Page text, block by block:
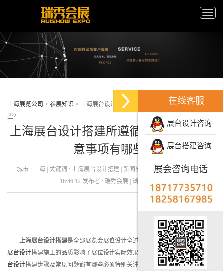
Toggle
上海展览公司 > 参展知识 > 上海展台设计搭建所遵循工艺流程及注意事项有哪
些?
上海展台设计搭建所遵循工艺流程及注
意事项有哪些?
城市 : 上海 | 关键词 : 上海展台设计搭建 | 新闻分类 : | 发布日期：22-06-21
16:46:12 发布者 : 瑞秀会展 | 浏览量 : 136
上海展台设计搭建是全部展览会展位设计全过程中的关键构成部分。上海
展台设计搭建施工的品质影响了展位设计实际效果是不是完成。那麼，上海
台设计搭建步骤及常见问题都有哪些必须特别关注的？
在线客服
展台设计咨询
展台搭建咨询
展会咨询电话